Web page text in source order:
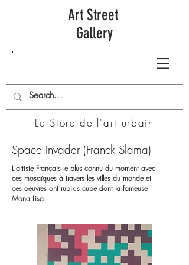
Art Street
Gallery
Le Store de l'art urbain
Space Invader (Franck Slama)
L'artiste Français le plus connu du moment avec
ces mosaïques à travers les villes du monde et
ces oeuvres ont rubik's cube dont la fameuse
Mona Lisa.